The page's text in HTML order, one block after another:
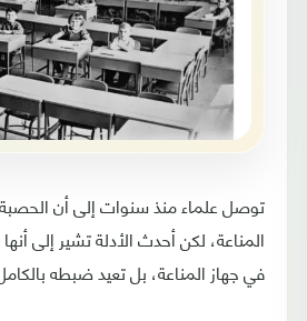
توصل علماء منذ سنوات إلى أن الحصبة
المناعة، لكن أحدث الأدلة تشير إلى
في جهاز المناعة، بل تعيد ضبطه